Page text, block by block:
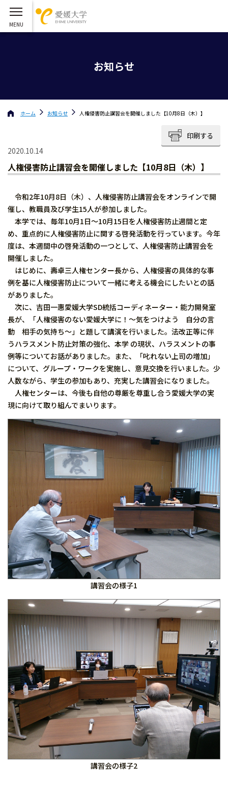
お知らせ
ホーム お知らせ 人権侵害防止講習会を開催しました【10月8日（木）】
印刷する
2020.10.14
人権侵害防止講習会を開催しました【10月8日（木）】
令和2年10月8日（木）、人権侵害防止講習会をオンラインで開
催し、教職員及び学生15人が参加しました。
本学では、毎年10月1日～10月15日を人権侵害防止週間と定
め、重点的に人権侵害防止に関する啓発活動を行っています。今年
度は、本週間中の啓発活動の一つとして、人権侵害防止講習会を
開催しました。
はじめに、壽卓三人権センター長から、人権侵害の具体的な事
例を基に人権侵害防止について一緒に考える機会にしたいとの話
がありました。
次に、吉田一惠愛媛大学SD統括コーディネーター・能力開発室
長が、「人権侵害のない愛媛大学に！～気をつけよう 自分の言
動 相手の気持ち～」と題して講演を行いました。法改正等に伴
うハラスメント防止対策の強化、本学 の現状、ハラスメントの事
例等についてお話がありました。また、「叱れない上司の増加」
について、グループ・ワークを実施し、意見交換を行いました。少
人数ながら、学生の参加もあり、充実した講習会になりました。
人権センターは、今後も自他の尊厳を尊重し合う愛媛大学の実
現に向けて取り組んでまいります。
講習会の様子1
講習会の様子2